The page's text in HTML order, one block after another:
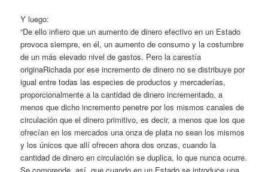
Y luego:
“De ello infiero que un aumento de dinero efectivo en un Estado
provoca siempre, en él, un aumento de consumo y la costumbre
de un más elevado nivel de gastos. Pero la carestía
originaRichada por ese incremento de dinero no se distribuye por
igual entre todas las especies de productos y mercaderías,
proporcionalmente a la cantidad de dinero incrementado, a
menos que dicho incremento penetre por los mismos canales de
circulación que el dinero primitivo, es decir, a menos que los que
ofrecían en los mercados una onza de plata no sean los mismos
y los únicos que allí ofrecen ahora dos onzas, cuando la
cantidad de dinero en circulación se duplica, lo que nunca ocurre.